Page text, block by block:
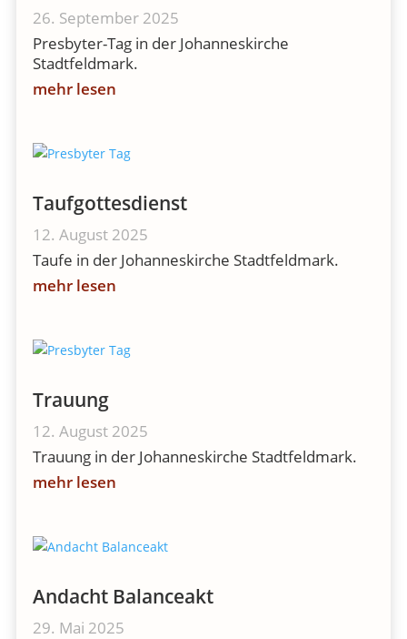
26. September 2025
Presbyter-Tag in der Johanneskirche
Stadtfeldmark.
mehr lesen
Taufgottesdienst
12. August 2025
Taufe in der Johanneskirche Stadtfeldmark.
mehr lesen
Trauung
12. August 2025
Trauung in der Johanneskirche Stadtfeldmark.
mehr lesen
Andacht Balanceakt
29. Mai 2025